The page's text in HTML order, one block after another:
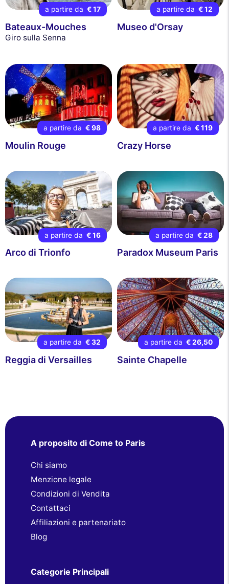
a partire da € 17
Bateaux-Mouches
Giro sulla Senna
a partire da € 12
Museo d'Orsay
a partire da € 98
Moulin Rouge
a partire da € 119
Crazy Horse
a partire da € 16
Arco di Trionfo
a partire da € 28
Paradox Museum Paris
a partire da € 32
Reggia di Versailles
a partire da € 26,50
Sainte Chapelle
A proposito di Come to Paris
Chi siamo
Menzione legale
Condizioni di Vendita
Contattaci
Affiliazioni e partenariato
Blog
Categorie Principali